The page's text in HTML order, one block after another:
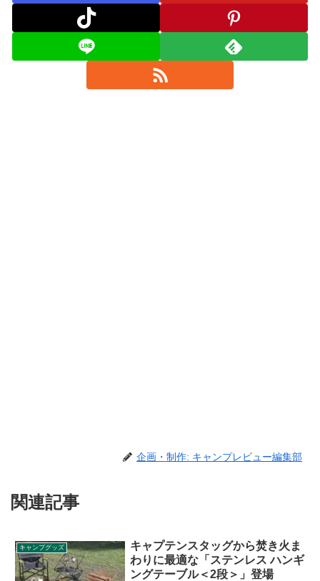
企画・制作: キャンプレビュー編集部
関連記事
キャンプグッズ
キャプテンスタッグから焚き火ま
わりに最適な「ステンレス ハンギ
ングテーブル＜2段＞」登場